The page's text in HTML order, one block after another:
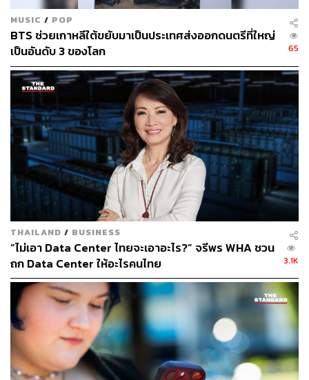
TAGS: United Kingdom Global Witness
Algorithm
TikTok
ABOUT THE AUTHOR
จิรันธนิน กมลเลิศ
Content Creator ประจำ THE STANDARD
WEALTH
MUSIC / POP
BTS ช่วยเกาหลีใต้ขยับมาเป็นประเทศส่งออกดนตรีที่ใหญ่
เป็นอันดับ 3 ของโลก
65
THAILAND / BUSINESS
“ไม่เอา Data Center ไทยจะเอาอะไร?” จรีพร WHA ชวน
ถก Data Center ให้อะไรคนไทย
3.1K